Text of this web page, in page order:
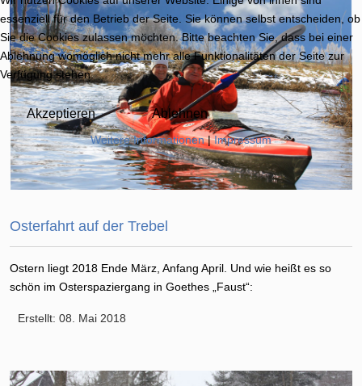
Osterfahrt auf der Trebel
Ostern liegt 2018 Ende März, Anfang April. Und wie heißt es so
schön im Osterspaziergang in Goethes „Faust“:
Erstellt: 08. Mai 2018
essenziell für den Betrieb der Seite. Sie können selbst entscheiden, ob
Sie die Cookies zulassen möchten. Bitte beachten Sie, dass bei einer
Ablehnung womöglich nicht mehr alle Funktionalitäten der Seite zur
Verfügung stehen.
Akzeptieren Ablehnen
Weitere Informationen|Impressum